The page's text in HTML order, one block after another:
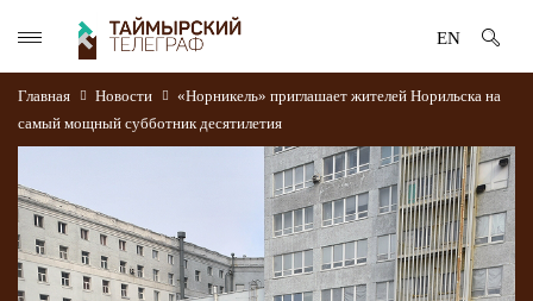
EN
Главная Новости
«Норникель» приглашает жителей Норильска на
самый мощный субботник десятилетия